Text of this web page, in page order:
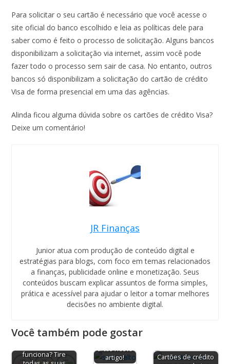
Para solicitar o seu cartão é necessário que você acesse o
site oficial do banco escolhido e leia as políticas dele para
saber como é feito o processo de solicitação. Alguns bancos
disponibilizam a solicitação via internet, assim você pode
fazer todo o processo sem sair de casa. No entanto, outros
bancos só disponibilizam a solicitação do cartão de crédito
Visa de forma presencial em uma das agências.
Alinda ficou alguma dúvida sobre os cartões de crédito Visa?
Deixe um comentário!
JR Finanças
Junior atua com produção de conteúdo digital e
estratégias para blogs, com foco em temas relacionados
a finanças, publicidade online e monetização. Seus
conteúdos buscam explicar assuntos de forma simples,
prática e acessível para ajudar o leitor a tomar melhores
decisões no ambiente digital.
Você também pode gostar
funciona? Tire
Conheça as
melhores
dicas neste
artigo!
Cartões de crédito
6 dicas